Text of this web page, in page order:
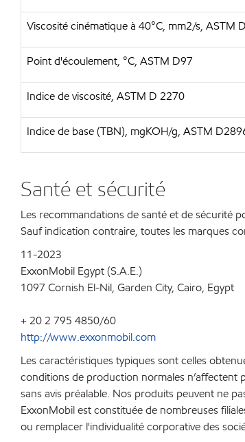
Viscosité cinématique à 40°C, mm2/s, ASTM
Point d'écoulement, °C, ASTM D97
Indice de viscosité, ASTM D 2270
Indice de base (TBN), mgKOH/g, ASTM
Santé et sécurité
Les recommandations de santé et de sécurité
Sauf indication contraire, toutes les marques
11-2023
ExxonMobil Egypt (S.A.E.)
1097 Cornish El-Nil, Garden City, Cairo, Egypt
+ 20 2 795 4850/60
http://www.exxonmobil.com
Les caractéristiques typiques sont celles
conditions de production normales n’affectent
sans avis préalable. Nos produits peuvent ne
ExxonMobil est constituée de nombreuses
ou remplacer l'individualité corporative des